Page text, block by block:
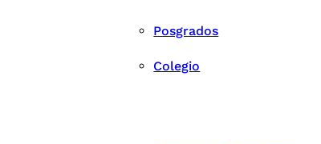
Posgrados
Colegio